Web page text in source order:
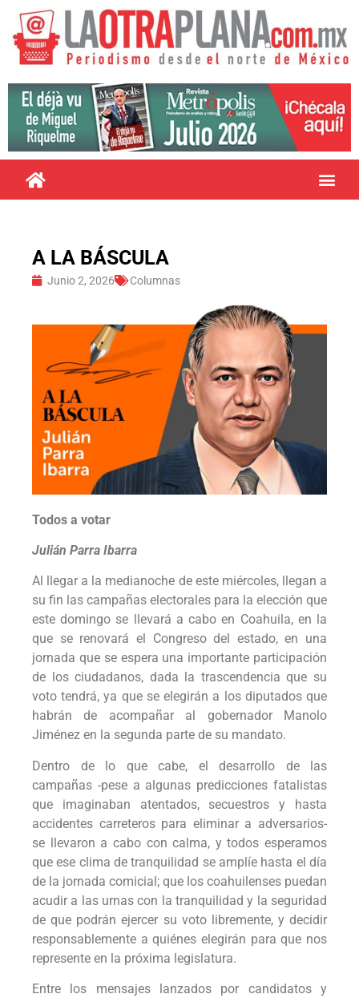
A LA BÁSCULA
Junio 2, 2026 Columnas
Todos a votar
Julián Parra Ibarra
Al llegar a la medianoche de este miércoles, llegan a
su fin las campañas electorales para la elección que
este domingo se llevará a cabo en Coahuila, en la
que se renovará el Congreso del estado, en una
jornada que se espera una importante participación
de los ciudadanos, dada la trascendencia que su
voto tendrá, ya que se elegirán a los diputados que
habrán de acompañar al gobernador Manolo
Jiménez en la segunda parte de su mandato.
Dentro de lo que cabe, el desarrollo de las
campañas -pese a algunas predicciones fatalistas
que imaginaban atentados, secuestros y hasta
accidentes carreteros para eliminar a adversarios-
se llevaron a cabo con calma, y todos esperamos
que ese clima de tranquilidad se amplíe hasta el día
de la jornada comicial; que los coahuilenses puedan
acudir a las urnas con la tranquilidad y la seguridad
de que podrán ejercer su voto libremente, y decidir
responsablemente a quiénes elegirán para que nos
represente en la próxima legislatura.
Entre los mensajes lanzados por candidatos y